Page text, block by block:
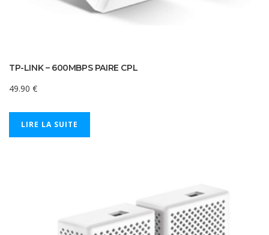
TP-LINK – 600MBPS PAIRE CPL
49.90 €
LIRE LA SUITE